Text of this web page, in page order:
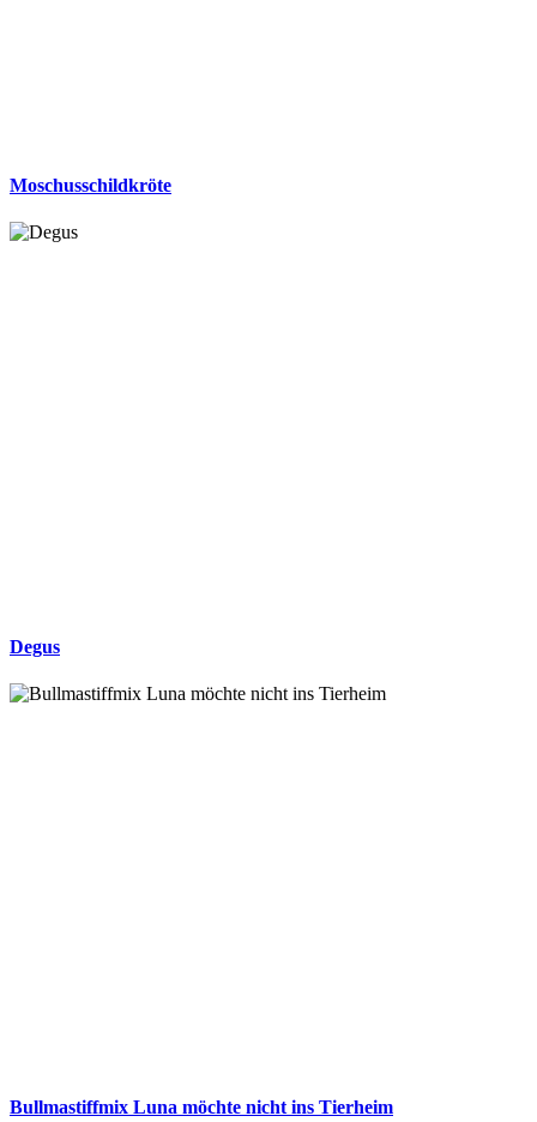
Moschusschildkröte
Degus
Bullmastiffmix Luna möchte nicht ins Tierheim